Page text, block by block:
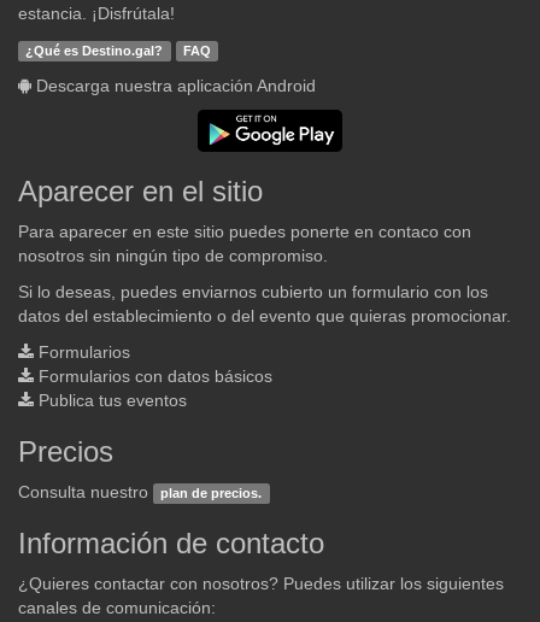
estancia. ¡Disfrútala!
¿Qué es Destino.gal? FAQ
Descarga nuestra aplicación Android
Aparecer en el sitio
Para aparecer en este sitio puedes ponerte en contaco con
nosotros sin ningún tipo de compromiso.
Si lo deseas, puedes enviarnos cubierto un formulario con los
datos del establecimiento o del evento que quieras promocionar.
Formularios
Formularios con datos básicos
Publica tus eventos
Precios
Consulta nuestro plan de precios.
Información de contacto
¿Quieres contactar con nosotros? Puedes utilizar los siguientes
canales de comunicación: